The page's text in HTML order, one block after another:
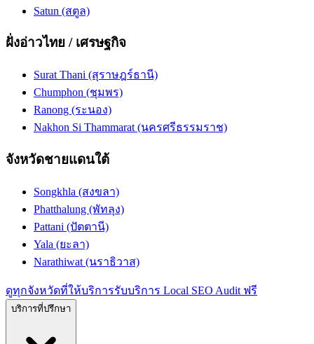
Satun (สตูล)
ฝั่งอ่าวไทย / เศรษฐกิจ
Surat Thani (สุราษฎร์ธานี)
Chumphon (ชุมพร)
Ranong (ระนอง)
Nakhon Si Thammarat (นครศรีธรรมราช)
จังหวัดชายแดนใต้
Songkhla (สงขลา)
Phatthalung (พัทลุง)
Pattani (ปัตตานี)
Yala (ยะลา)
Narathiwat (นราธิวาส)
ดูทุกจังหวัดที่ให้บริการรับบริการ Local SEO Audit ฟรี
บริการที่ปรึกษา